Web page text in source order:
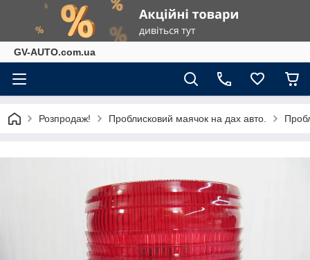
GV-AUTO.com.ua
Розпродаж! Проблисковий маячок на дах авто.